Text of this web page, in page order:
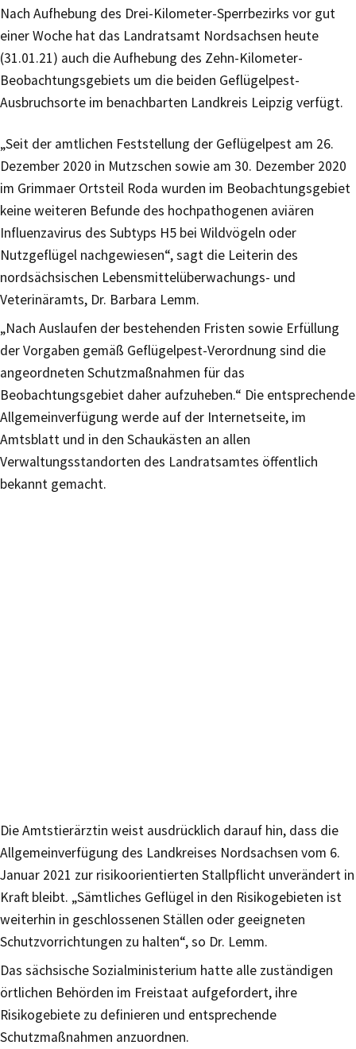
Nach Aufhebung des Drei-Kilometer-Sperrbezirks vor gut
einer Woche hat das Landratsamt Nordsachsen heute
(31.01.21) auch die Aufhebung des Zehn-Kilometer-
Beobachtungsgebiets um die beiden Geflügelpest-
Ausbruchsorte im benachbarten Landkreis Leipzig verfügt.
„Seit der amtlichen Feststellung der Geflügelpest am 26.
Dezember 2020 in Mutzschen sowie am 30. Dezember 2020
im Grimmaer Ortsteil Roda wurden im Beobachtungsgebiet
keine weiteren Befunde des hochpathogenen aviären
Influenzavirus des Subtyps H5 bei Wildvögeln oder
Nutzgeflügel nachgewiesen“, sagt die Leiterin des
nordsächsischen Lebensmittelüberwachungs- und
Veterinäramts, Dr. Barbara Lemm.
„Nach Auslaufen der bestehenden Fristen sowie Erfüllung
der Vorgaben gemäß Geflügelpest-Verordnung sind die
angeordneten Schutzmaßnahmen für das
Beobachtungsgebiet daher aufzuheben.“ Die entsprechende
Allgemeinverfügung werde auf der Internetseite, im
Amtsblatt und in den Schaukästen an allen
Verwaltungsstandorten des Landratsamtes öffentlich
bekannt gemacht.
Die Amtstierärztin weist ausdrücklich darauf hin, dass die
Allgemeinverfügung des Landkreises Nordsachsen vom 6.
Januar 2021 zur risikoorientierten Stallpflicht unverändert in
Kraft bleibt. „Sämtliches Geflügel in den Risikogebieten ist
weiterhin in geschlossenen Ställen oder geeigneten
Schutzvorrichtungen zu halten“, so Dr. Lemm.
Das sächsische Sozialministerium hatte alle zuständigen
örtlichen Behörden im Freistaat aufgefordert, ihre
Risikogebiete zu definieren und entsprechende
Schutzmaßnahmen anzuordnen.